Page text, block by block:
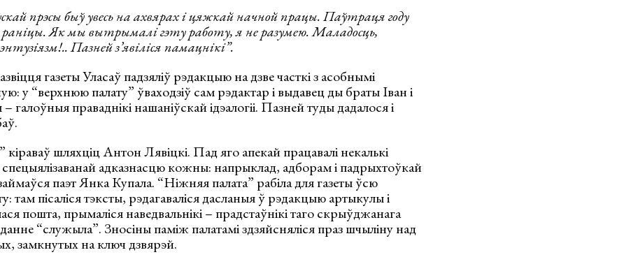
прэсы быў увесь на ахвярах і цяжкай начной працы. Паўтраця году
раніцы. Як мы вытрымалі гэту работу, я не разумею. Маладосць,
Пазней з’явіліся памацнікі”.
газеты Уласаў падзяліў рэдакцыю на дзве часткі з асобнымі
у “верхнюю палату” ўваходзіў сам рэдактар і выдавец ды браты Іван і
праваднікі нашаніўскай ідэалогіі. Пазней туды дадалося і
шляхціц Антон Лявіцкі. Пад яго апекай працавалі некалькі
спецыялізаванай адказнасцю кожны: напрыклад, адборам і падрыхтоўкай
паэт Янка Купала. “Ніжняя палата” рабіла для газеты ўсю
там пісаліся тэксты, рэдагаваліся дасланыя ў рэдакцыю артыкулы і
пошта, прымаліся наведвальнікі – прадстаўнікі таго скрыўджанага
“служыла”. Зносіны паміж палатамі здзяйсняліся праз шчыліну над
замкнутых на ключ дзвярэй.